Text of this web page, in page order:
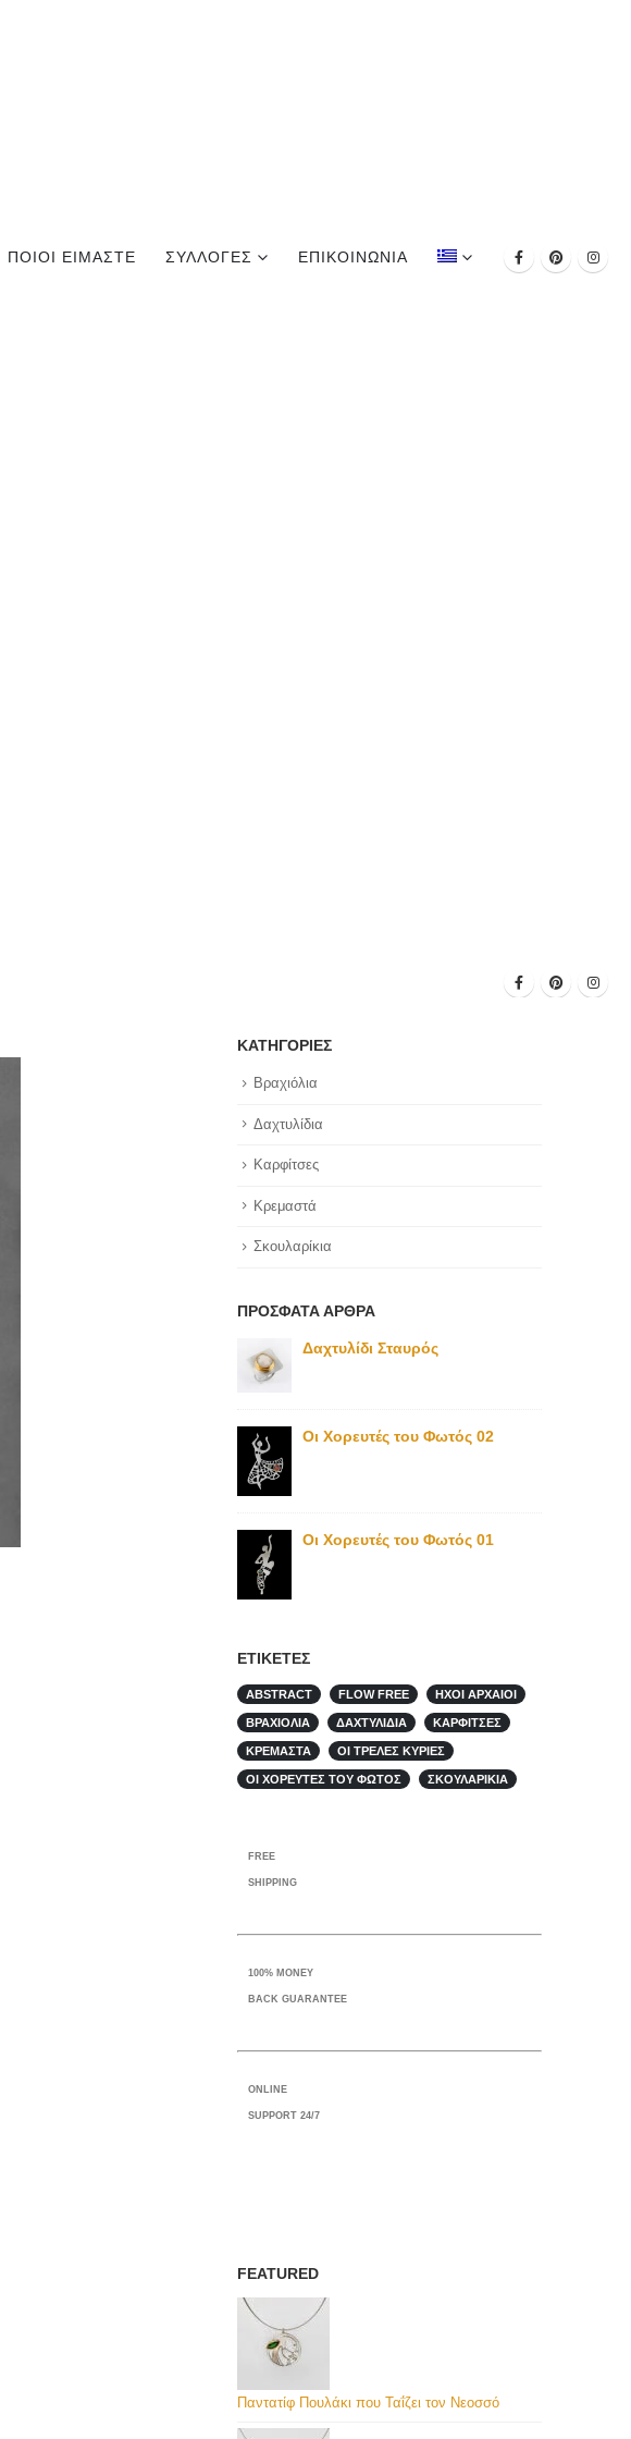
ΠΟΙΟΙ ΕΙΜΑΣΤΕ ΣΥΛΛΟΓΕΣ ΕΠΙΚΟΙΝΩΝΊΑ
ΚΑΤΗΓΟΡΊΕΣ
Βραχιόλια
Δαχτυλίδια
Καρφίτσες
Κρεμαστά
Σκουλαρίκια
ΠΡΌΣΦΑΤΑ ΆΡΘΡΑ
Δαχτυλίδι Σταυρός
Οι Χορευτές του Φωτός 02
Οι Χορευτές του Φωτός 01
ΕΤΙΚΈΤΕΣ
ABSTRACT FLOW FREE ΉΧΟΙ ΑΡΧΑΊΟΙ
ΒΡΑΧΙΌΛΙΑ ΔΑΧΤΥΛΊΔΙΑ ΚΑΡΦΊΤΣΕΣ
ΚΡΕΜΑΣΤΆ ΟΙ ΤΡΕΛΈΣ ΚΥΡΊΕΣ
ΟΙ ΧΟΡΕΥΤΈΣ ΤΟΥ ΦΩΤΌΣ ΣΚΟΥΛΑΡΊΚΙΑ
FREE
SHIPPING
100% MONEY
BACK GUARANTEE
ONLINE
SUPPORT 24/7
FEATURED
Παντατίφ Πουλάκι που Ταΐζει τον Νεοσσό